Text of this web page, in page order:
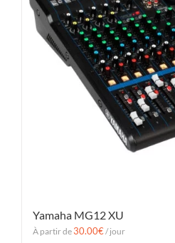
Yamaha MG12 XU
À partir de30.00€/ jour